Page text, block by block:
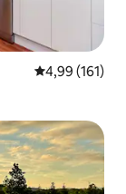
Średnia
4,99 (161)